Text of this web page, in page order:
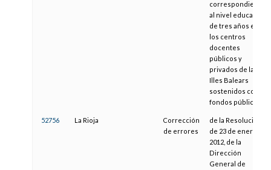
correspondientes
al nivel educativo
de tres años en
los centros
docentes
públicos y
privados de las
Illes Balears
sostenidos con
fondos públicos
52756 La Rioja
Corrección
de errores
de la Resolución
de 23 de enero de
2012, de la
Dirección
General de